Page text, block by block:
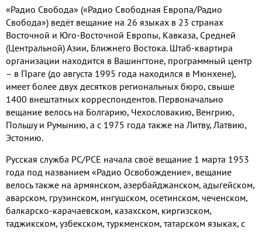
«Радио Свобода» («Радио Свободная Европа/Радио
Свобода») ведёт вещание на 26 языках в 23 странах
Восточной и Юго-Восточной Европы, Кавказа, Средней
(Центральной) Азии, Ближнего Востока. Штаб-квартира
организации находится в Вашингтоне, программный центр
– в Праге (до августа 1995 года находился в Мюнхене),
имеет более двух десятков региональных бюро, свыше
1400 внештатных корреспондентов. Первоначально
вещание велось на Болгарию, Чехословакию, Венгрию,
Польшу и Румынию, а с 1975 года также на Литву, Латвию,
Эстонию.
Русская служба РС/РСЕ начала своё вещание 1 марта 1953
года под названием «Радио Освобождение», вещание
велось также на армянском, азербайджанском, адыгейском,
аварском, грузинском, ингушском, осетинском, чеченском,
балкарско-карачаевском, казахском, киргизском,
таджикском, узбекском, туркменском, татарском языках, с